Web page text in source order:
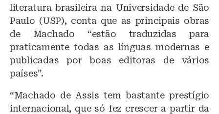
literatura brasileira na Universidade de São
Paulo (USP), conta que as principais obras
de Machado “estão traduzidas para
praticamente todas as línguas modernas e
publicadas por boas editoras de vários
países”.
“Machado de Assis tem bastante prestígio
internacional, que só fez crescer a partir da